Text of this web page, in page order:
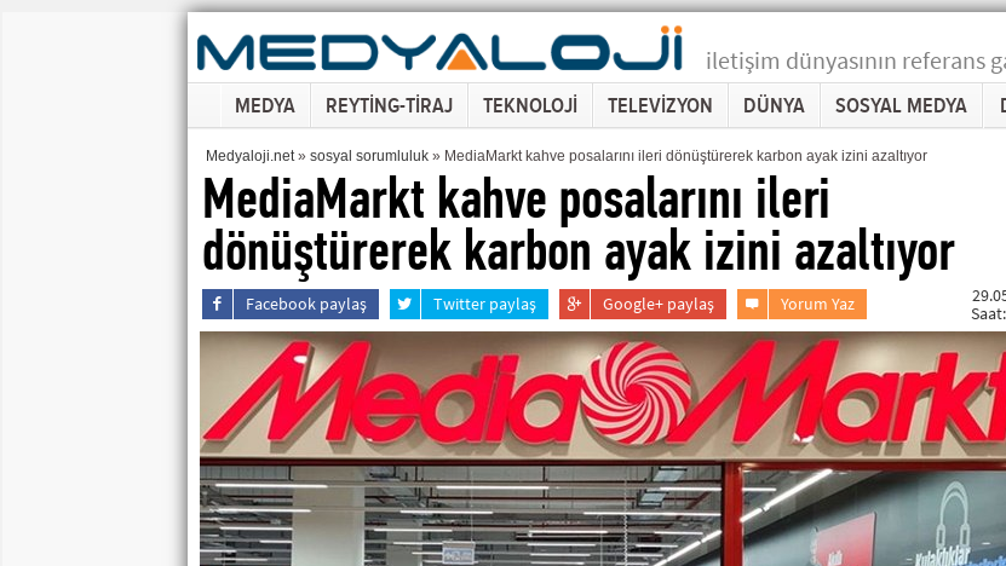
iletişim dünyasının referans
MEDYA REYTİNG-TİRAJ TEKNOLOJİ TELEVİZYON DÜNYA SOSYAL MEDYA
MediaMarkt kahve posalarını ileri
dönüştürerek karbon ayak izini azaltıyor
Medyaloji.net» sosyal sorumluluk» MediaMarkt kahve posalarını ileri dönüştürerek karbon ayak izini azaltıyor
Facebook paylaş Twitter paylaş Google+ paylaş Yorum Yaz